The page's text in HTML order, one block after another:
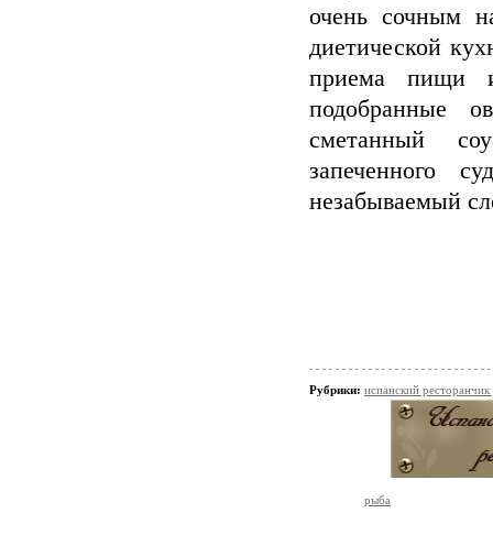
очень сочным
диетической
приема пищи и
подобранные
сметанный
запеченного
незабываемый
Рубрики: испанский
рыба